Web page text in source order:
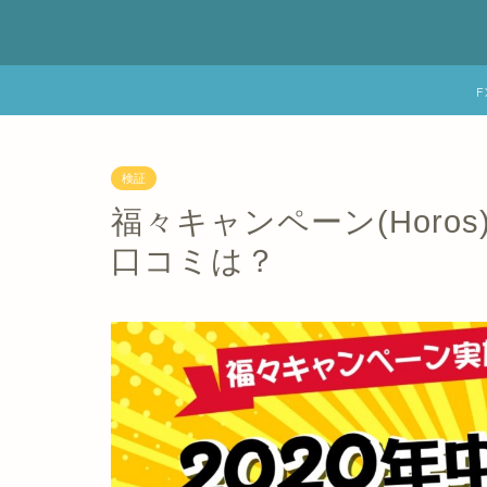
検証
福々キャンペーン
口コミは？